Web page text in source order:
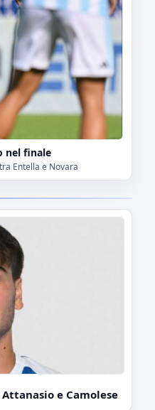
nel finale
Entella e Novara
e Camolese